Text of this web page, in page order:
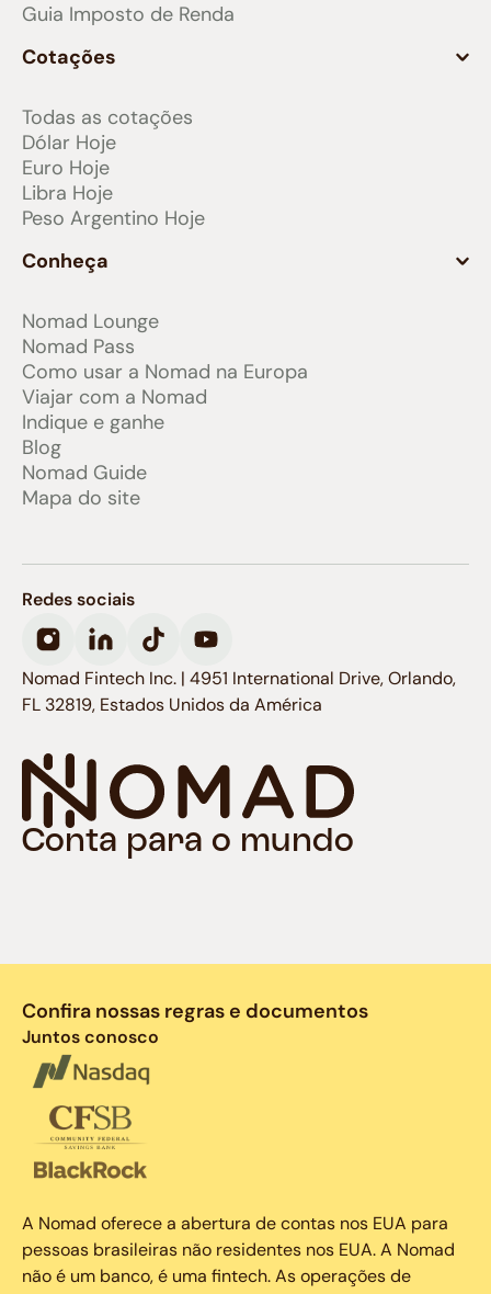
Guia Imposto de Renda
Cotações
Todas as cotações
Dólar Hoje
Euro Hoje
Libra Hoje
Peso Argentino Hoje
Conheça
Nomad Lounge
Nomad Pass
Como usar a Nomad na Europa
Viajar com a Nomad
Indique e ganhe
Blog
Nomad Guide
Mapa do site
Conta para o mundo
Redes sociais
Nomad Fintech Inc. | 4951 International Drive, Orlando,
FL 32819, Estados Unidos da América
Confira nossas regras e documentos
Juntos conosco
A Nomad oferece a abertura de contas nos EUA para
pessoas brasileiras não residentes nos EUA. A Nomad
não é um banco, é uma fintech. As operações de